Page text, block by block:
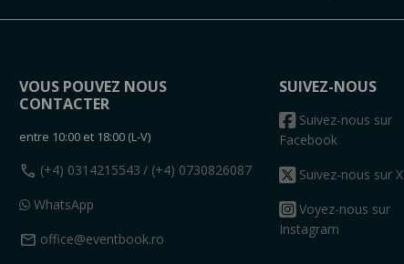
VOUS POUVEZ NOUS
CONTACTER
entre 10:00 et 18:00 (L-V)
call (+4) 0314215543 / (+4) 0730826087
WhatsApp
mail office@eventbook.ro
SUIVEZ-NOUS
Suivez-nous sur
Facebook
Suivez-nous sur X
Voyez-nous sur
Instagram